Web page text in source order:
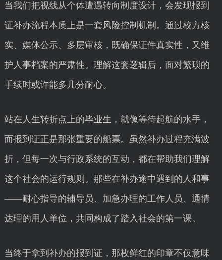
当我们把视线从个体遭遇转向制度设计，会发现报到
证补办流程本质上是一套风险控制机制。通过校方核
实、媒体公示、多层审核，既确保证件真实性，又维
护人事档案的严肃性。理解这套逻辑后，面对繁琐的
手续时或许能多几分耐心。
站在人生转折点上的毕业生，就像等待起航的水手，
而报到证正是那张重要的船票。虽然补办过程充满波
折，但每一次与行政系统的互动，都在帮助我们理解
这个社会的运行规则。那些在补办途中遇到的人和事
——耐心指导的辅导员、加急办理的工作人员、通情
达理的用人单位，共同构成了踏入社会的第一课。
当终于拿到补办的报到证，那枚鲜红的印章不仅意味